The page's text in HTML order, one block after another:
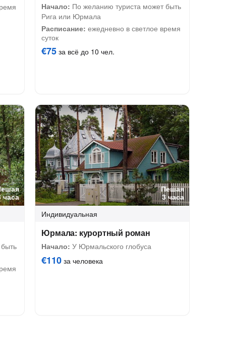
Начало: По желанию туриста может быть
Рига или Юрмала
Расписание: ежедневно в светлое время
суток
€75 за всё до 10 чел.
часа
Пешая
3 часа
Индивидуальная
Юрмала: курортный роман
Начало: У Юрмальского глобуса
€110 за человека